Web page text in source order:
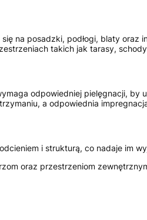
na posadzki, podłogi, blaty
takich jak tarasy,
odpowiedniej pielęgnacji,
a odpowiednia
i strukturą, co nadaje im
oraz przestrzeniom